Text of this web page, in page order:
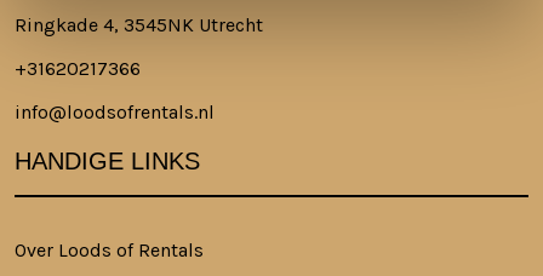
Ringkade 4, 3545NK Utrecht
+31620217366
info@loodsofrentals.nl
HANDIGE LINKS
Over Loods of Rentals